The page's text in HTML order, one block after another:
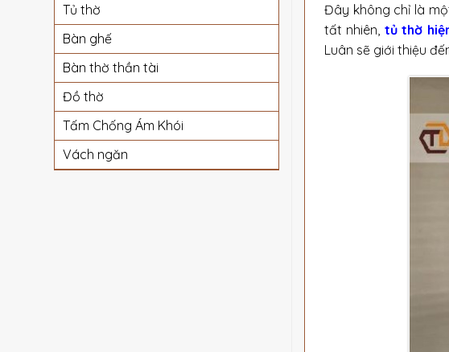
Tủ thờ
Bàn ghế
Bàn thờ thần tài
Đồ thờ
Tấm Chống Ám Khói
Vách ngăn
Đây không chỉ là
tất nhiên, tủ thờ
Luân sẽ giới thiệu